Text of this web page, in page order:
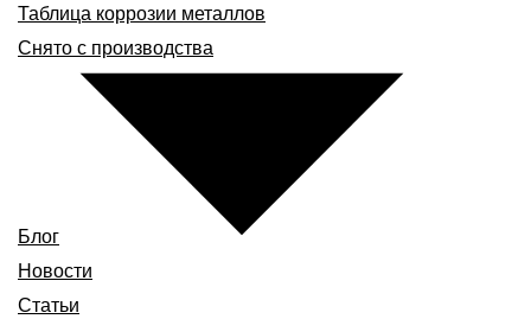
Таблица коррозии металлов
Снято с производства
Блог
Новости
Статьи